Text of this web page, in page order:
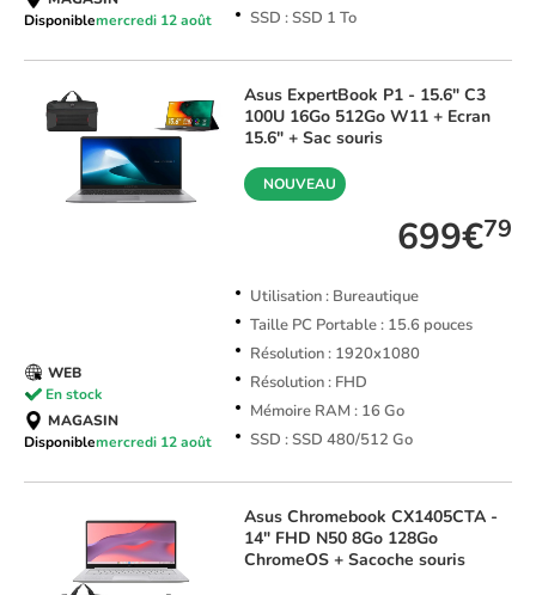
SSD : SSD 1 To
Disponiblemercredi 12 août
Asus ExpertBook P1 - 15.6" C3
100U 16Go 512Go W11 + Ecran
15.6" + Sac souris
NOUVEAU
699€79
Utilisation : Bureautique
Taille PC Portable : 15.6 pouces
Résolution : 1920x1080
Résolution : FHD
Mémoire RAM : 16 Go
SSD : SSD 480/512 Go
WEB
En stock
MAGASIN
Disponiblemercredi 12 août
Asus Chromebook CX1405CTA -
14" FHD N50 8Go 128Go
ChromeOS + Sacoche souris